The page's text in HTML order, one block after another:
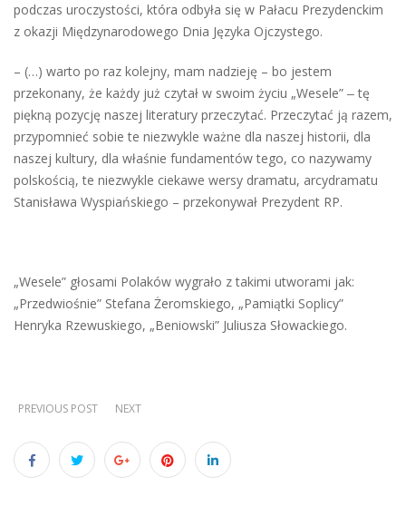
podczas uroczystości, która odbyła się w Pałacu Prezydenckim
z okazji Międzynarodowego Dnia Języka Ojczystego.
– (…) warto po raz kolejny, mam nadzieję – bo jestem
przekonany, że każdy już czytał w swoim życiu „Wesele” ‒ tę
piękną pozycję naszej literatury przeczytać. Przeczytać ją razem,
przypomnieć sobie te niezwykle ważne dla naszej historii, dla
naszej kultury, dla właśnie fundamentów tego, co nazywamy
polskością, te niezwykle ciekawe wersy dramatu, arcydramatu
Stanisława Wyspiańskiego – przekonywał Prezydent RP.
„Wesele” głosami Polaków wygrało z takimi utworami jak:
„Przedwiośnie” Stefana Żeromskiego, „Pamiątki Soplicy”
Henryka Rzewuskiego, „Beniowski” Juliusza Słowackiego.
PREVIOUS POST NEXT